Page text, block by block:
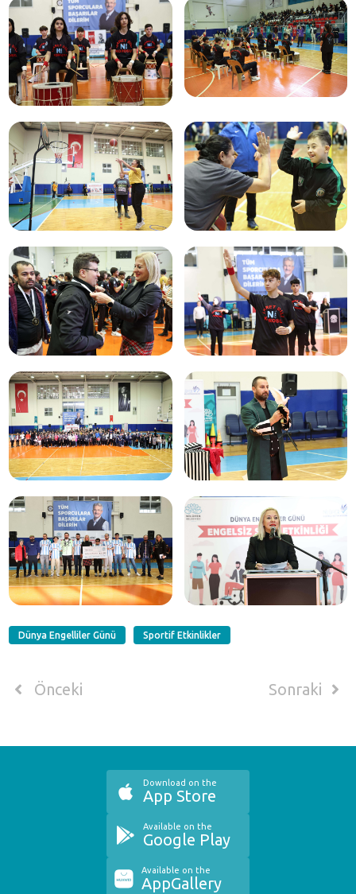
Dünya Engelliler Günü Sportif Etkinlikler
Önceki Sonraki
Download on the
App Store
Available on the
Google Play
Available on the
AppGallery